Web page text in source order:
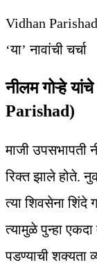
Vidhan
‘या’ नावांची चर्चा
नीलम गोऱ्हे
Parishad)
माजी उपसभापती
रिक्त झाले होते.
त्या शिवसेना
त्यामुळे पुन्हा
पडण्याची शक्यता